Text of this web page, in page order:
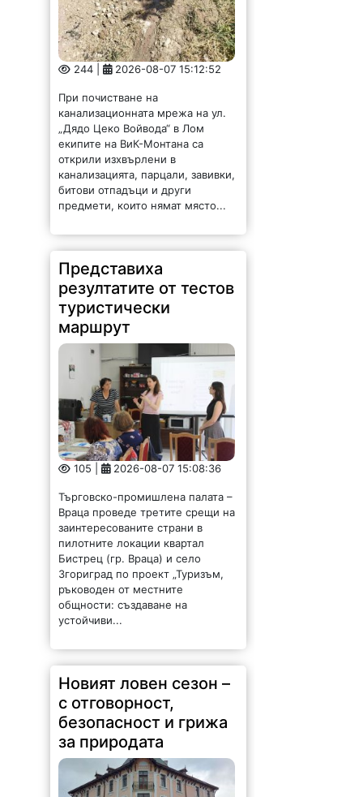
244 | 2026-08-07 15:12:52
При почистване на
канализационната мрежа на ул.
„Дядо Цеко Войвода“ в Лом
екипите на ВиК-Монтана са
открили изхвърлени в
канализацията, парцали, завивки,
битови отпадъци и други
предмети, които нямат място...
Представиха
резултатите от тестов
туристически
маршрут
105 | 2026-08-07 15:08:36
Търговско-промишлена палата –
Враца проведе третите срещи на
заинтересованите страни в
пилотните локации квартал
Бистрец (гр. Враца) и село
Згориград по проект „Туризъм,
ръководен от местните
общности: създаване на
устойчиви...
Новият ловен сезон –
с отговорност,
безопасност и грижа
за природата